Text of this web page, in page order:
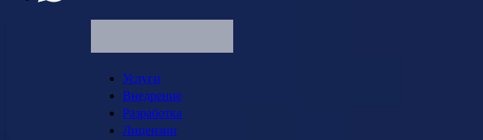
Услуги
Внедрение
Разработка
Лицензии